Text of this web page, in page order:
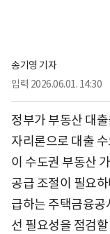
송기영 기자
입력 2026.06.01. 14:30
정부가 부동산 대
자리론으로 대출
이 수도권 부동산
공급 조절이 필요
급하는 주택금융공
선 필요성을 점검